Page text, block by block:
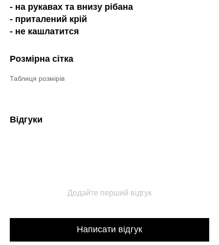
- на рукавах та внизу рібана
- приталений крій
- не кашлатится
Розмірна сітка
Таблиця розмірів
Відгуки
Додайте перший відгук
Написати відгук